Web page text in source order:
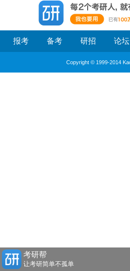
报考 备考 研招 论坛
Copyright © 1999-2014
考研帮
让考研简单不孤单